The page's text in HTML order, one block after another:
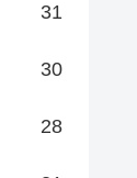
31
30
28